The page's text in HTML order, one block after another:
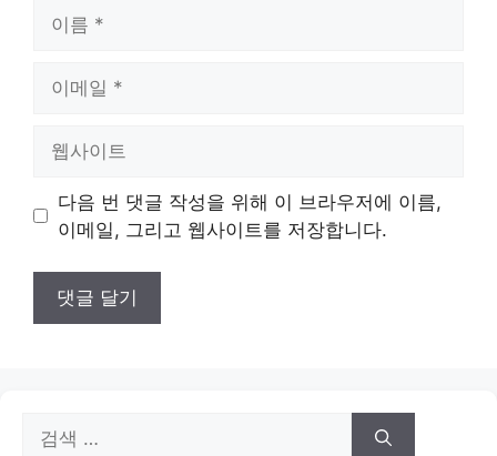
트
다음 번 댓글 작성을 위해 이 브라우저에 이름,
이메일, 그리고 웹사이트를 저장합니다.
색: